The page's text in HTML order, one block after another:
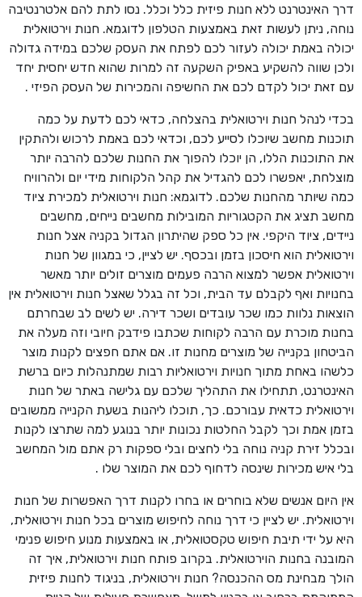
דרך האינטרנט ללא חנות פיזית כלל וכלל. נסו לתת להם אלטרנטיבה
נוחה, ניתן לעשות זאת באמצעות הטלפון לדוגמא. חנות וירטואלית
יכולה באמת יכולה לעזור לכם לפתח את העסק שלכם במידה גדולה
ולכן שווה להשקיע באפיק השקעה זה למרות שהוא חדש יחסית יחד
עם זאת יכול לקדם לכם את החשיפה והמכירות של העסק הפיזי .
בכדי לנהל חנות וירטואלית בהצלחה, כדאי לכם לדעת על כמה
תוכנות מחשב שיוכלו לסייע לכם, וכדאי לכם באמת לרכוש ולהתקין
את התוכנות הללו, הן יוכלו להפוך את החנות שלכם להרבה יותר
מוצלחת, יאפשרו לכם להגדיל את קהל הלקוחות מידי יום ולהרוויח
כמה שיותר מהחנות שלכם. לדוגמא: חנות וירטואלית למכירת ציוד
מחשב תציג את הקטגוריות המובילות מחשבים נייחים, מחשבים
ניידים, ציוד היקפי. אין כל ספק שהיתרון הגדול בקניה אצל חנות
וירטואלית הוא חיסכון בזמן ובכסף. יש לציין, כי במגוון של חנות
וירטואלית אפשר למצוא הרבה פעמים מוצרים זולים יותר מאשר
בחנויות ואף לקבלם עד הבית, וכל זה בגלל שאצל חנות וירטואלית אין
הוצאות נלוות כמו שכר עובדים ושכר דירה. יש לשים לב שבחרתם
בחנות מוכרת עם הרבה לקוחות שכתבו פידבק חיובי וזה מעלה את
הביטחון בקנייה של מוצרים מחנות זו. אם אתם חפצים לקנות מוצר
כלשהו באחת מתוך חנויות וירטואליות רבות שמתנהלות כיום ברשת
האינטרנט, תתחילו את התהליך שלכם עם גלישה באתר של חנות
וירטואלית כדאית עבורכם. כך, תוכלו ליהנות בשעת הקנייה ממשובים
בזמן אמת וכך לקבל החלטות נכונות יותר בנוגע למה שתרצו לקנות
ובכלל זירת קניה נוחה בלי לחצים ובלי ספקות רק אתם מול המחשב
בלי איש מכירות שינסה לדחוף לכם את המוצר שלו .
אין היום אנשים שלא בוחרים או בחרו לקנות דרך האפשרות של חנות
וירטואלית. יש לציין כי דרך נוחה לחיפוש מוצרים בכל חנות וירטואלית,
היא על ידי תיבת חיפוש טקסטואלית, או באמצעות מנוע חיפוש פנימי
המובנה בחנות הוירטואלית. בקרוב פותח חנות וירטואלית, איך זה
הולך מבחינת מס ההכנסה? חנות וירטואלית, בניגוד לחנות פיזית